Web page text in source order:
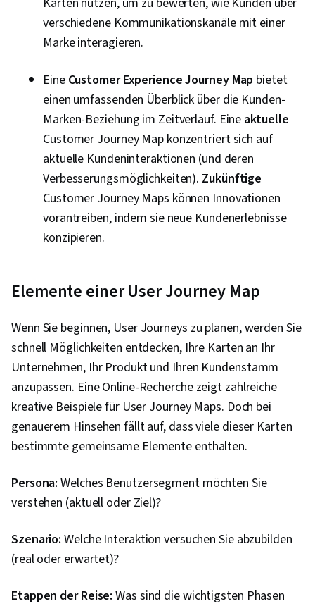
verschiedene Kommunikationskanäle mit einer
Marke interagieren.
Eine Customer Experience Journey Map bietet
einen umfassenden Überblick über die Kunden-
Marken-Beziehung im Zeitverlauf. Eine aktuelle
Customer Journey Map konzentriert sich auf
aktuelle Kundeninteraktionen (und deren
Verbesserungsmöglichkeiten). Zukünftige
Customer Journey Maps können Innovationen
vorantreiben, indem sie neue Kundenerlebnisse
konzipieren.
Elemente einer User Journey Map
Wenn Sie beginnen, User Journeys zu planen, werden Sie
schnell Möglichkeiten entdecken, Ihre Karten an Ihr
Unternehmen, Ihr Produkt und Ihren Kundenstamm
anzupassen. Eine Online-Recherche zeigt zahlreiche
kreative Beispiele für User Journey Maps. Doch bei
genauerem Hinsehen fällt auf, dass viele dieser Karten
bestimmte gemeinsame Elemente enthalten.
Persona:Welches Benutzersegment möchten Sie
verstehen (aktuell oder Ziel)?
Szenario: Welche Interaktion versuchen Sie abzubilden
(real oder erwartet)?
Etappen der Reise: Was sind die wichtigsten Phasen